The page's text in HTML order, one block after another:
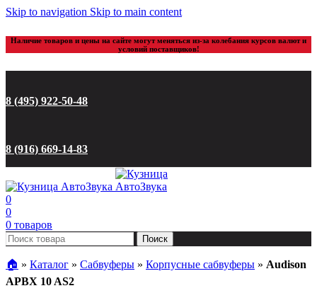
Skip to navigation Skip to main content
Наличие товаров и цены на сайте могут меняться из-за колебания курсов валют и
условий поставщиков!
8 (495) 922-50-48
8 (916) 669-14-83
0
0
0 товаров
Поиск
🏠︎ » Каталог » Сабвуферы » Корпусные сабвуферы » Audison
APBX 10 AS2